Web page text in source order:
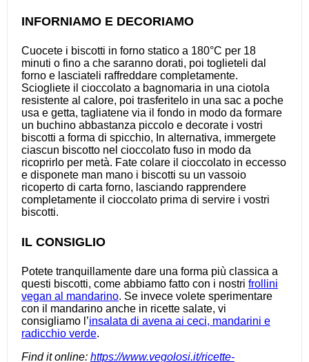
INFORNIAMO E DECORIAMO
Cuocete i biscotti in forno statico a 180°C per 18
minuti o fino a che saranno dorati, poi toglieteli dal
forno e lasciateli raffreddare completamente.
Sciogliete il cioccolato a bagnomaria in una ciotola
resistente al calore, poi trasferitelo in una sac a poche
usa e getta, tagliatene via il fondo in modo da formare
un buchino abbastanza piccolo e decorate i vostri
biscotti a forma di spicchio, In alternativa, immergete
ciascun biscotto nel cioccolato fuso in modo da
ricoprirlo per metà. Fate colare il cioccolato in eccesso
e disponete man mano i biscotti su un vassoio
ricoperto di carta forno, lasciando rapprendere
completamente il cioccolato prima di servire i vostri
biscotti.
IL CONSIGLIO
Potete tranquillamente dare una forma più classica a
questi biscotti, come abbiamo fatto con i nostri frollini
vegan al mandarino. Se invece volete sperimentare
con il mandarino anche in ricette salate, vi
consigliamo l’insalata di avena ai ceci, mandarini e
radicchio verde.
Find it online: https://www.vegolosi.it/ricette-